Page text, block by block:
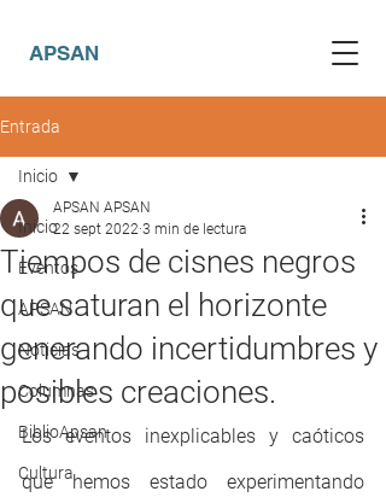
APSAN
Entrada
Inicio
Eventos
APSAN
Noticias
Columnas
BiblioApsan
Cultura
Inicio
Tiempos de cisnes negros
que saturan el horizonte
generando incertidumbres y
posibles creaciones.
APSAN APSAN
22 sept 2022 3 min de lectura
Los eventos inexplicables y caóticos
que hemos estado experimentando